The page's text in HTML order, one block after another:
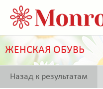
ЖЕНСКАЯ ОБУВЬ
Назад к результатам